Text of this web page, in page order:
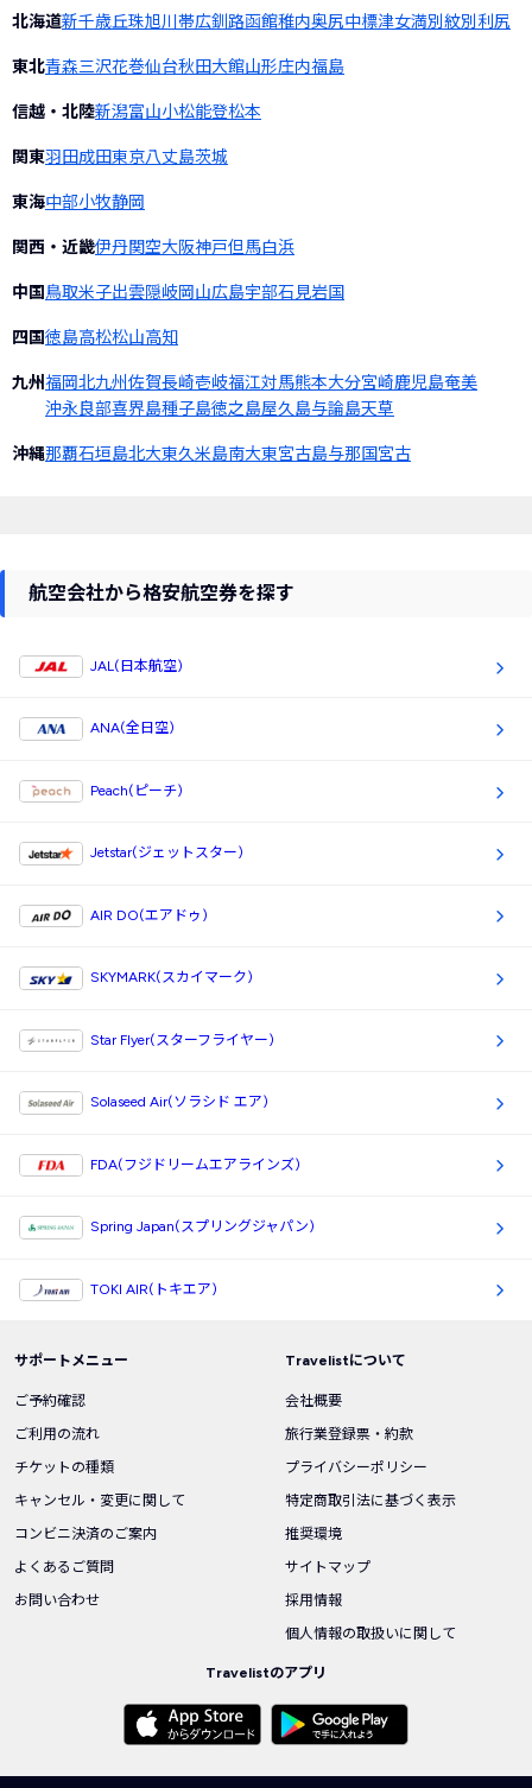
北海道新千歳丘珠旭川 帯広釧路函館稚内奥尻中標津女満別 紋別 利尻
東北青森三沢花巻仙台秋田大館山形庄内福島
信越・北陸新潟富山小松能登松本
関東羽田成田東京八丈島茨城
東海中部小牧静岡
関西・近畿伊丹関空大阪神戸但馬白浜
中国鳥取米子出雲隠岐岡山広島宇部石見岩国
四国徳島高松松山高知
九州福岡北九州佐賀長崎壱岐福江対馬熊本大分宮崎鹿児島奄美
沖永良部喜界島種子島徳之島屋久島与論島天草
沖縄那覇石垣島北大東久米島南大東宮古島与那国宮古
航空会社から格安航空券を探す
JAL(日本航空)
ANA(全日空)
Peach(ピーチ)
Jetstar(ジェットスター)
AIR DO(エアドゥ)
SKYMARK(スカイマーク)
Star Flyer(スターフライヤー)
Solaseed Air(ソラシド エア)
FDA(フジドリームエアラインズ)
Spring Japan(スプリングジャパン)
TOKI AIR(トキエア)
サポートメニュー
ご予約確認
ご利用の流れ
チケットの種類
キャンセル・変更に関して
コンビニ決済のご案内
よくあるご質問
お問い合わせ
Travelistについて
会社概要
旅行業登録票・約款
プライバシーポリシー
特定商取引法に基づく表示
推奨環境
サイトマップ
採用情報
個人情報の取扱いに関して
Travelistのアプリ